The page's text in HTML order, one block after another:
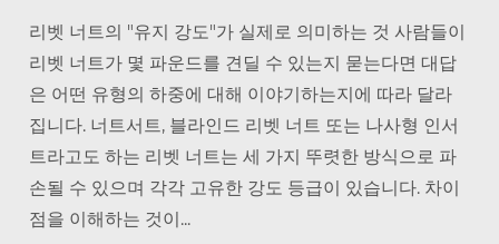
리벳 너트의 "유지 강도"가 실제로 의미하는 것 사람들이
리벳 너트가 몇 파운드를 견딜 수 있는지 묻는다면 대답
은 어떤 유형의 하중에 대해 이야기하는지에 따라 달라
집니다. 너트서트, 블라인드 리벳 너트 또는 나사형 인서
트라고도 하는 리벳 너트는 세 가지 뚜렷한 방식으로 파
손될 수 있으며 각각 고유한 강도 등급이 있습니다. 차이
점을 이해하는 것이...